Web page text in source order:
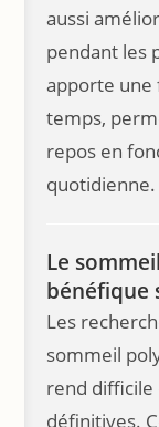
aussi
pendant les
apporte une
temps,
repos en
quotidienne.
Le
bénéfique
Les
sommeil
rend difficile
définitives.